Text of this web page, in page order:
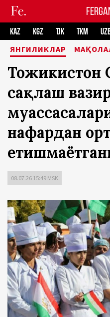
KAZ KGZ TJK TKM
ЯНГИЛИКЛАР
Тожикистон
сақлаш
нафардан
08.07.26 15:49 MSK